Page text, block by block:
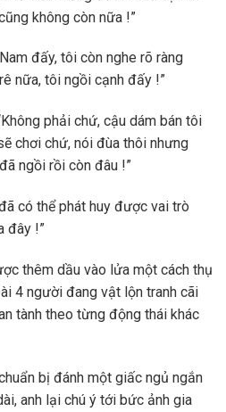
không còn nữa !”
đấy, tôi còn nghe rõ ràng
nữa, tôi ngồi cạnh đấy !”
phải chứ, cậu dám bán tôi
chơi chứ, nói đùa thôi nhưng
ngồi rồi còn đâu !”
có thể phát huy được vai trò
đây !”
thêm dầu vào lửa một cách thụ
4 người đang vật lộn tranh cãi
tành theo từng động thái khác
bị đánh một giấc ngủ ngắn
anh lại chú ý tới bức ảnh gia